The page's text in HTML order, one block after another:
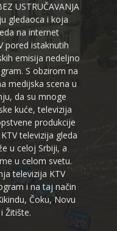
USTRUČAVANJA
gledaoca i koja
na internet
pored istaknutih
emisija nedeljno
S obzirom na
medijska scena u
da su mnoge
kuće, televizija
produkcije
televizija gleda
u celoj Srbiji, a
u celom svetu.
televizija KTV
i na taj način
Čoku, Novu
Žitište.